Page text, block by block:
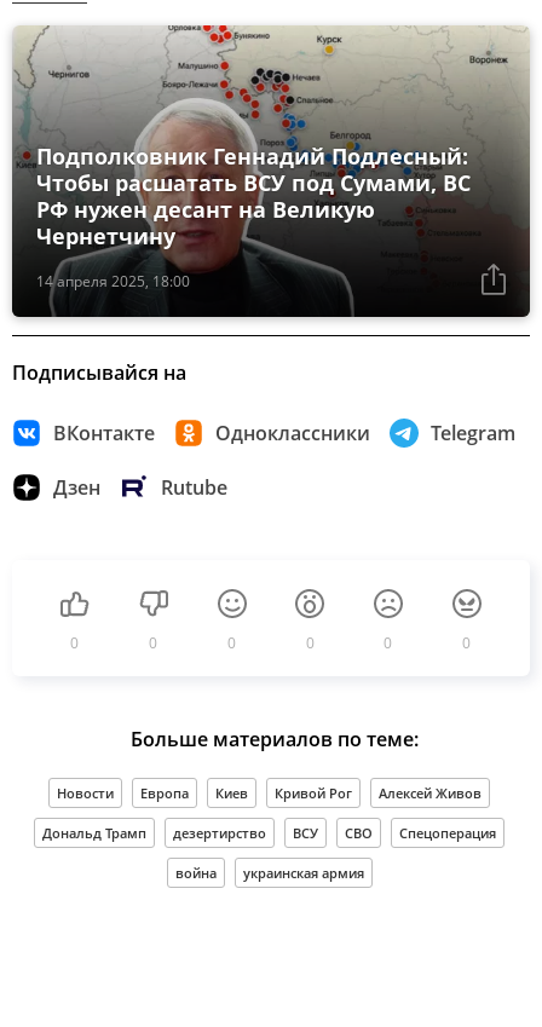
14 апреля 2025, 18:00
Подполковник Геннадий Подлесный:
Чтобы расшатать ВСУ под Сумами, ВС
РФ нужен десант на Великую
Чернетчину
Подписывайся на
ВКонтакте Одноклассники Telegram
Дзен Rutube
0 0 0 0 0 0
Больше материалов по теме:
Новости Европа Киев Кривой Рог Алексей Живов
Дональд Трамп дезертирство ВСУ СВО Спецоперация
война украинская армия